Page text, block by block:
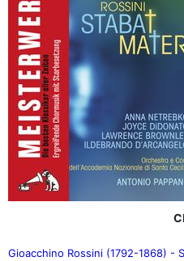
Gioacchino Rossini (1792-1868) -